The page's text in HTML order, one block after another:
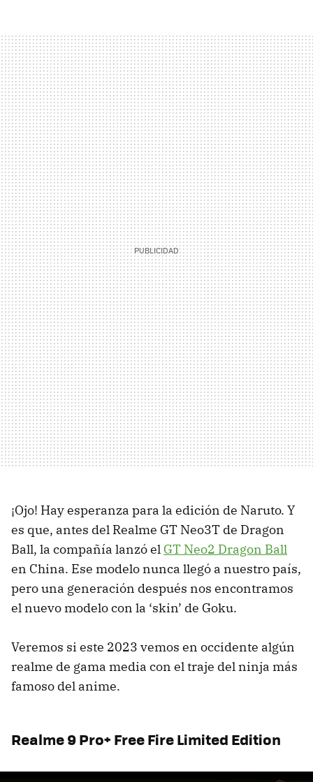
¡Ojo! Hay esperanza para la edición de Naruto. Y
es que, antes del Realme GT Neo3T de Dragon
Ball, la compañía lanzó el GT Neo2 Dragon Ball
en China. Ese modelo nunca llegó a nuestro país,
pero una generación después nos encontramos
el nuevo modelo con la ‘skin’ de Goku.
Veremos si este 2023 vemos en occidente algún
realme de gama media con el traje del ninja más
famoso del anime.
Realme 9 Pro+ Free Fire Limited Edition